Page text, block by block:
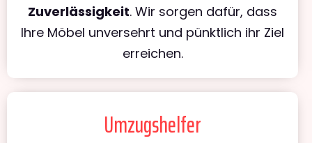
Zuverlässigkeit. Wir sorgen dafür, dass
Ihre Möbel unversehrt und pünktlich ihr Ziel
erreichen.
Umzugshelfer